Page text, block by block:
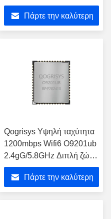
Διασύνδεση Usb2.0 Δύο
ζώνη Μονάδα Wifi
Πάρτε την καλύτερη
Qogrisys Υψηλή ταχύτητα
1200mbps Wifi6 O9201ub
2.4gG/5.8GHz Διπλή ζώνη
2t2r Wifi μονάδα
Πάρτε την καλύτερη